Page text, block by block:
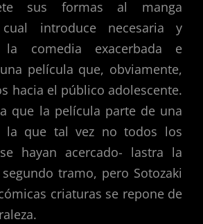
sus formas al manga
introduce necesaria y
la comedia exacerbada e
película que, obviamente,
hacia el público adolescente.
que la película parte de una
la que tal vez no todos los
hayan acercado- lastra la
tramo, pero Sotozaki
criaturas se repone de